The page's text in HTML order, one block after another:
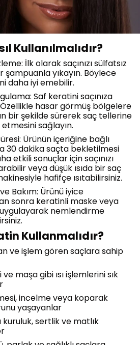
Kullanılmalıdır?
İlk olarak saçınızı sülfatsız
şampuanla yıkayın. Böylece
daha iyi emebilir.
Saf keratini saçınıza
Özellikle hasar görmüş bölgelere
bir şekilde sürerek saç tellerine
sağlayın.
Ürünün içeriğine bağlı
30 dakika saçta bekletilmesi
etkili sonuçlar için saçınızı
veya düşük ısıda bir saç
hafifçe ısıtabilirsiniz.
Bakım: Ürünü iyice
sonra keratinli maske veya
nemlendirme
Kullanmalıdır?
ve işlem gören saçlara sahip
maşa gibi ısı işlemlerini sık
incelme veya koparak
yaşayanlar
kuruluk, sertlik ve matlık